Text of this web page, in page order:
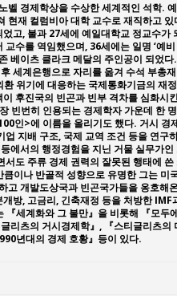
벨 경제학상을 수상한 세계적인 석학.
현재 컬럼비아 대학 교수로 재직하고
고, 불과 27세에 예일대학교 정교수가
수를 역임했으며, 36세에는 일명 ‘예
베이츠 클라크 메달의 주인공이 되었
세계은행으로 자리를 옮겨 수석 부총
위기에 대응하는 국제통화기금의 재
후진국의 빈곤과 빈부 격차를 심화시
빈번히 인용되는 경제학자 가운데 한
인>에 이름을 올리기도 했다. 거시 경
지배 구조, 국제 교역 조건 등을 연구
에서의 행정경험을 지닌 거물 실무가
도 주류 경제 권력의 잘못된 행태에
이나 반골적 성향으로 유명한 그는 미
고 개발도상국과 빈곤국가들을 옹호해
방, 고금리, 긴축재정 등을 처방한 IMF
세계화와 그 불만』을 비롯해 『모두
리츠의 거시경제학』, 『스티글리츠의
년대의 경제 호황』등이 있다.